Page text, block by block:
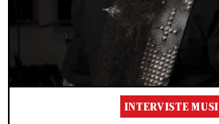
INTERVISTE